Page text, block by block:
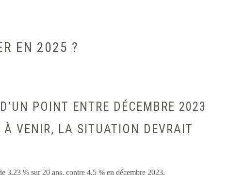
EN 2025 ?
POINT ENTRE DÉCEMBRE 2023
VENIR, LA SITUATION DEVRAIT
3,23 % sur 20 ans, contre 4,5 % en décembre 2023,